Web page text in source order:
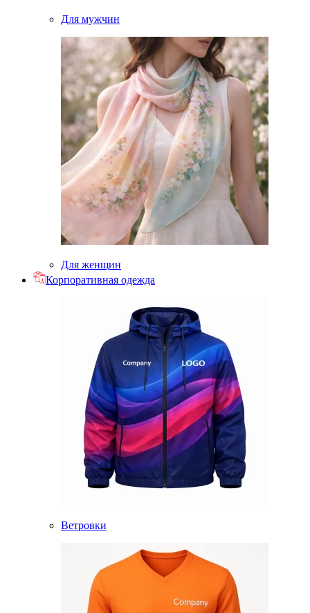
Для мужчин
Для женщин
Корпоративная одежда
Ветровки